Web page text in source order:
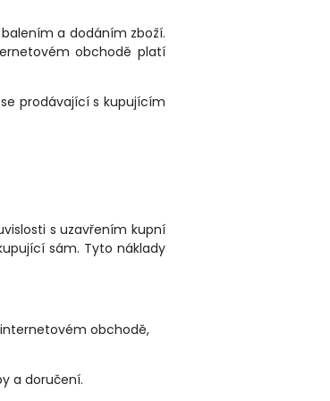
a dodáním zboží.
obchodě platí
prodávající s kupujícím
s uzavřením kupní
sám. Tyto náklady
obchodě,
a doručení.